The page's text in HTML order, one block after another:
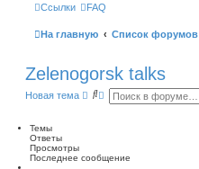
Ссылки FAQ
На главную Список форумов
Zelenogorsk talks
Новая тема
П Р
е
Темы
Ответы
Просмотры
Последнее сообщение